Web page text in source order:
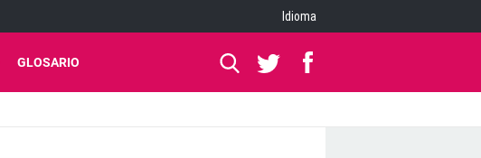
Idioma
GLOSARIO